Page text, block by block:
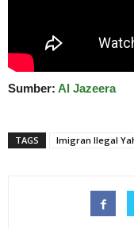
Sumber: Al Jazeera
TAGS Imigran Ilegal